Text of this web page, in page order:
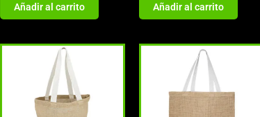
Añadir al carrito Añadir al carrito